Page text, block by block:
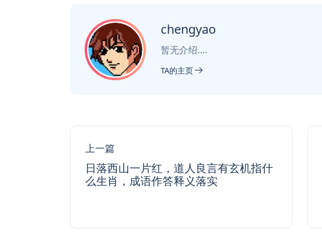
chengyao
暂无介绍....
TA的主页
上一篇
日落西山一片红，道人良言有玄机指什
么生肖，成语作答释义落实